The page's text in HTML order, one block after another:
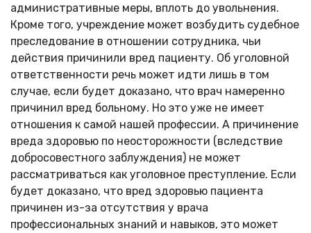
административные меры, вплоть до увольнения.
Кроме того, учреждение может возбудить судебное
преследование в отношении сотрудника, чьи
действия причинили вред пациенту. Об уголовной
ответственности речь может идти лишь в том
случае, если будет доказано, что врач намеренно
причинил вред больному. Но это уже не имеет
отношения к самой нашей профессии. А причинение
вреда здоровью по неосторожности (вследствие
добросовестного заблуждения) не может
рассматриваться как уголовное преступление. Если
будет доказано, что вред здоровью пациента
причинен из-за отсутствия у врача
профессиональных знаний и навыков, это может